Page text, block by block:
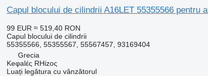
Capul blocului de cilindrii A16LET 55355566 pentru
99 EUR ≈ 519,40 RON
Capul blocului de cilindrii
55355566, 55355567, 55567457, 93169404
Grecia
Keφalές RHίzoς
Luați legătura cu vânzătorul